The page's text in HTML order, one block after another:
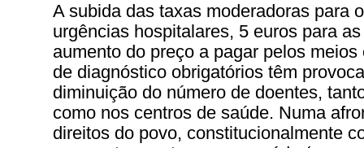
A subida das taxas moderadoras para
urgências hospitalares, 5 euros para
aumento do preço a pagar pelos
de diagnóstico obrigatórios têm
diminuição do número de doentes,
como nos centros de saúde. Numa
direitos do povo, constitucionalmente